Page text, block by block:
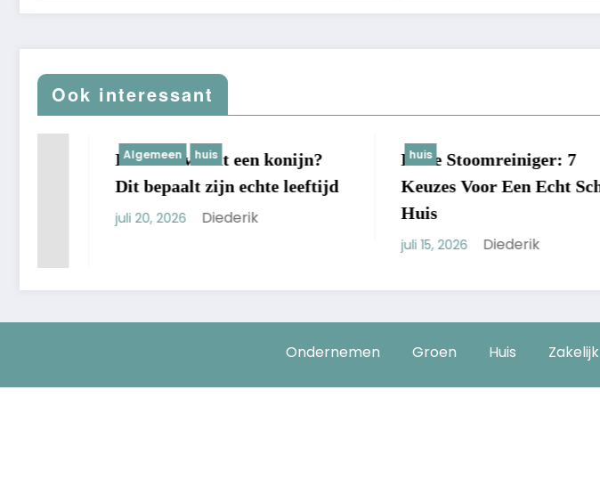
Ook interessant
huis
Hoe oud wordt een konijn?
Dit bepaalt zijn echte leeftijd
Diederik
Beste Stoomreiniger: 7
Keuzes Voor Een Echt Schoon
Diederik
Ondernemen Groen Huis Zakelijk